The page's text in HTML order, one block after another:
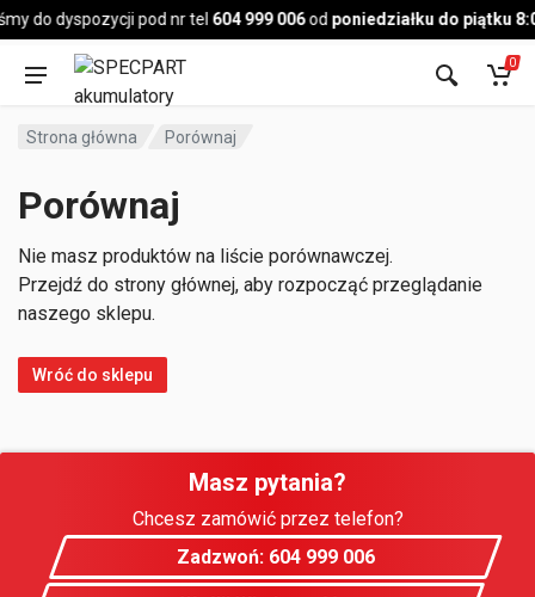
do dyspozycji pod nr tel 604 999 006od poniedziałku do piątku
Pojazd
0
Strona główna Porównaj
Porównaj
Nie masz produktów na liście porównawczej.
Przejdź do strony głównej, aby rozpocząć przeglądanie
naszego sklepu.
Wróć do sklepu
Masz pytania?
Chcesz zamówić przez telefon?
Zadzwoń: 604 999 006